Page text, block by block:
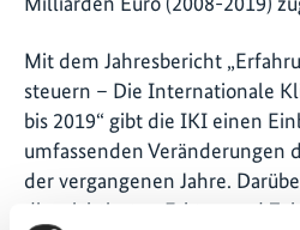
Mit dem Jahresbericht
steuern – Die Internationale
bis 2019“ gibt die IKI einen
umfassenden Veränderungen
der vergangenen Jahre.
die wichtigsten Fakten und